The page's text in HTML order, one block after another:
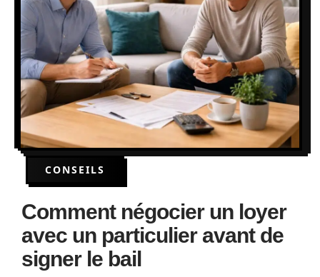
CONSEILS
Comment négocier un loyer
avec un particulier avant de
signer le bail